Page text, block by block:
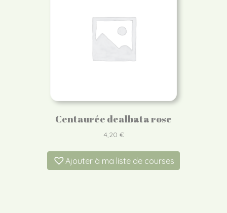
Centaurée dealbata rose
4,20 €
Ajouter à ma liste de courses